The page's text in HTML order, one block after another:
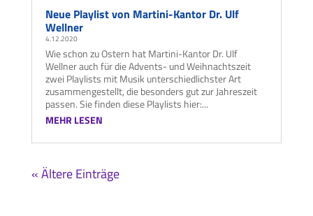
Neue Playlist von Martini-Kantor Dr. Ulf
Wellner
4.12.2020
Wie schon zu Ostern hat Martini-Kantor Dr. Ulf
Wellner auch für die Advents- und Weihnachtszeit
zwei Playlists mit Musik unterschiedlichster Art
zusammengestellt, die besonders gut zur Jahreszeit
passen. Sie finden diese Playlists hier:...
MEHR LESEN
« Ältere Einträge